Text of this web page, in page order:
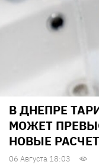
В ДНЕПРЕ
МОЖЕТ
НОВЫЕ
06 Августа 18:03